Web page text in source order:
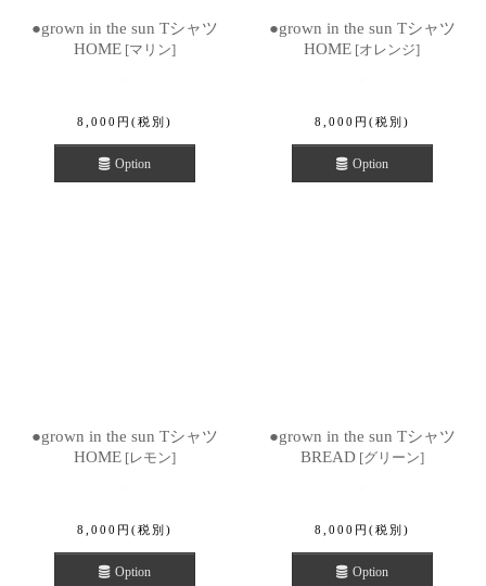
●grown in the sun Tシャツ
HOME [マリン]
8,000 円 (税別)
Option
●grown in the sun Tシャツ
HOME [オレンジ]
8,000 円 (税別)
Option
●grown in the sun Tシャツ
HOME [レモン]
8,000 円 (税別)
Option
●grown in the sun Tシャツ
BREAD [グリーン]
8,000 円 (税別)
Option